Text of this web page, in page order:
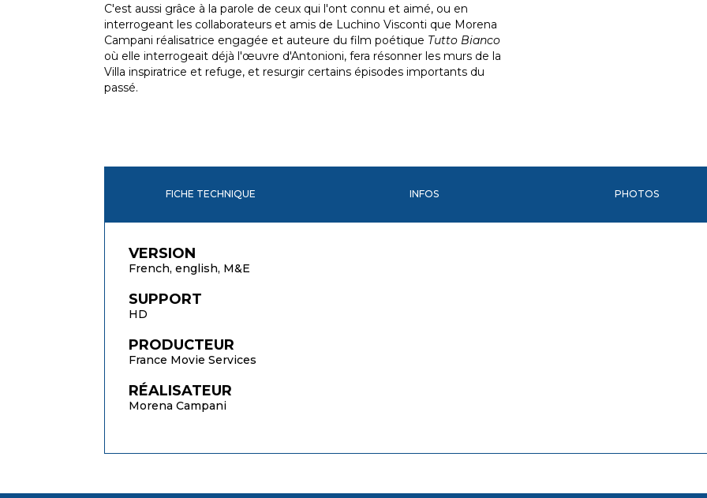
C'est aussi grâce à la parole de ceux qui l'ont connu et aimé, ou en
interrogeant les collaborateurs et amis de Luchino Visconti que Morena
Campani réalisatrice engagée et auteure du film poétique Tutto Bianco
où elle interrogeait déjà l'œuvre d'Antonioni, fera résonner les murs de la
Villa inspiratrice et refuge, et resurgir certains épisodes importants du
passé.
FICHE TECHNIQUE INFOS PHOTOS
VERSION
French, english, M&E
SUPPORT
HD
PRODUCTEUR
France Movie Services
RÉALISATEUR
Morena Campani